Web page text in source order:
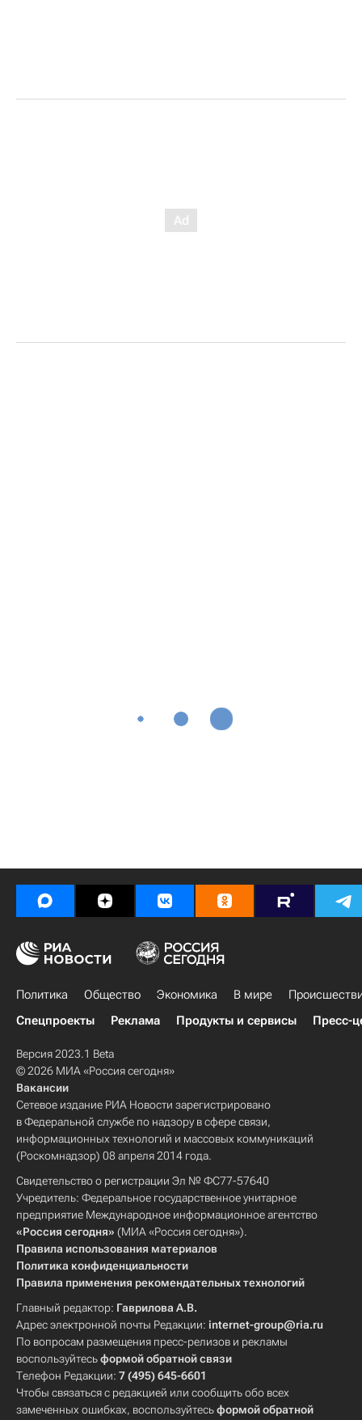
Политика Общество Экономика В мире
Спецпроекты
Реклама Продукты и сервисы Пресс-
Версия 2023.1 Beta
© 2026 МИА «Россия сегодня»
Вакансии
Сетевое издание РИА Новости зарегистрировано
в Федеральной службе по надзору в сфере связи,
информационных технологий и массовых коммуникаций
(Роскомнадзор) 08 апреля 2014 года.
Свидетельство о регистрации Эл № ФС77-57640
Учредитель: Федеральное государственное унитарное
предприятие Международное информационное агентство
«Россия сегодня» (МИА «Россия сегодня»).
Правила использования материалов
Политика конфиденциальности
Правила применения рекомендательных технологий
Главный редактор: Гаврилова А.В.
Адрес электронной почты Редакции: internet-group@ria.ru
По вопросам размещения пресс-релизов и рекламы
воспользуйтесьформой обратной связи
Телефон Редакции: 7 (495) 645-6601
Чтобы связаться с редакцией или сообщить обо всех
замеченных ошибках, воспользуйтесьформой обратной